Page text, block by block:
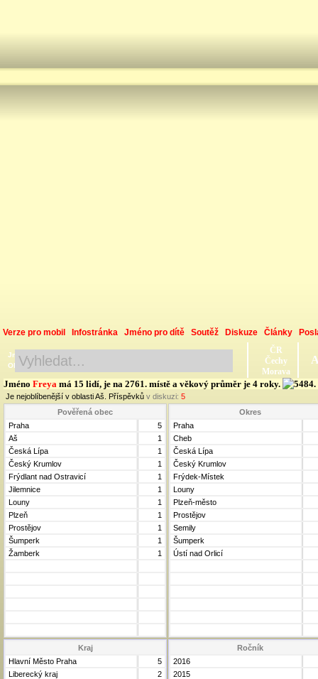
Verze pro mobil Infostránka Jméno pro dítě Soutěž Diskuze Články
Jméno Freya má 15 lidí, je na 2761. místě a věkový průměr je 4 roky.
Je nejoblíbenější v oblasti Aš. Příspěvků v diskuzi: 5
Jméno, Příjmení, Obec
Okres, Kraj, Ročník
ČR
Čechy
Morava
Pověřená obec
Praha
5
Aš
1
Česká Lípa
1
Český Krumlov
1
Frýdlant nad Ostravicí
1
Jilemnice
1
Louny
1
Plzeň
1
Prostějov
1
Šumperk
1
Žamberk
1
Okres
Praha
Cheb
Česká Lípa
Český Krumlov
Frýdek-Místek
Louny
Plzeň-město
Prostějov
Semily
Šumperk
Ústí nad Orlicí
Kraj
Hlavní Město Praha
5
Liberecký kraj
2
Ročník
2016
2015